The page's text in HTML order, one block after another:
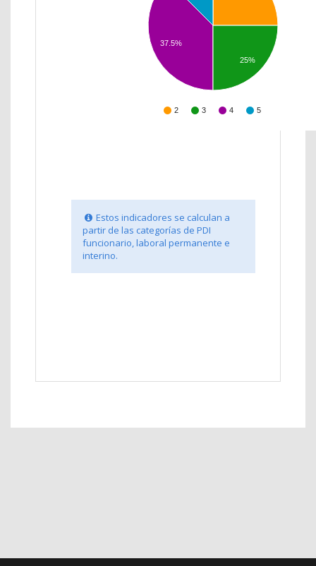
2 3 4 5
37.5%
25%
Estos indicadores se calculan a
partir de las categorías de PDI
funcionario, laboral permanente e
interino.